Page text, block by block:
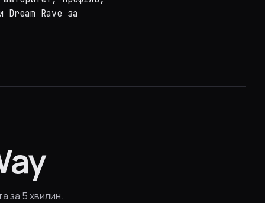
Dream Rave за
за 5 хвилин.